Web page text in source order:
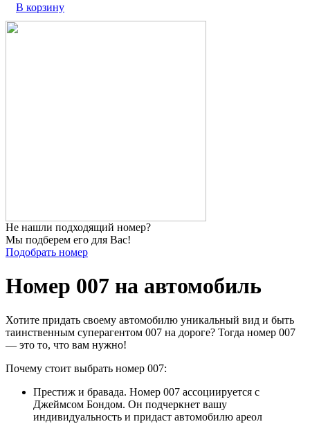
В корзину
Не нашли подходящий номер?
Мы подберем его для Вас!
Подобрать номер
Номер 007 на автомобиль
Хотите придать своему автомобилю уникальный вид и быть
таинственным суперагентом 007 на дороге? Тогда номер 007
— это то, что вам нужно!
Почему стоит выбрать номер 007:
Престиж и бравада. Номер 007 ассоциируется с
Джеймсом Бондом. Он подчеркнет вашу
индивидуальность и придаст автомобилю ареол